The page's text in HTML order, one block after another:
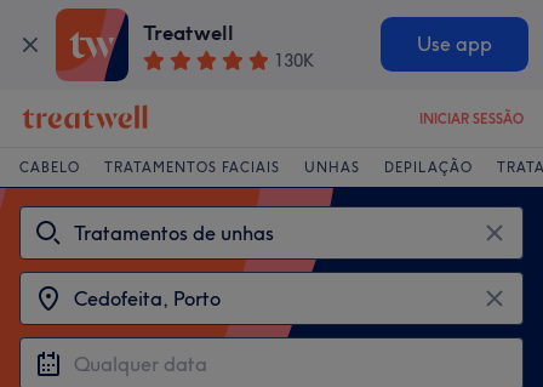
Treatwell
130K
Use app
INICIAR SESSÃO
CABELO TRATAMENTOS FACIAIS UNHAS DEPILAÇÃO